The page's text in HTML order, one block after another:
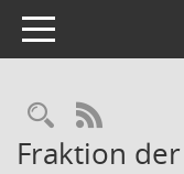
Toggle navigation
RSS-
Fraktion